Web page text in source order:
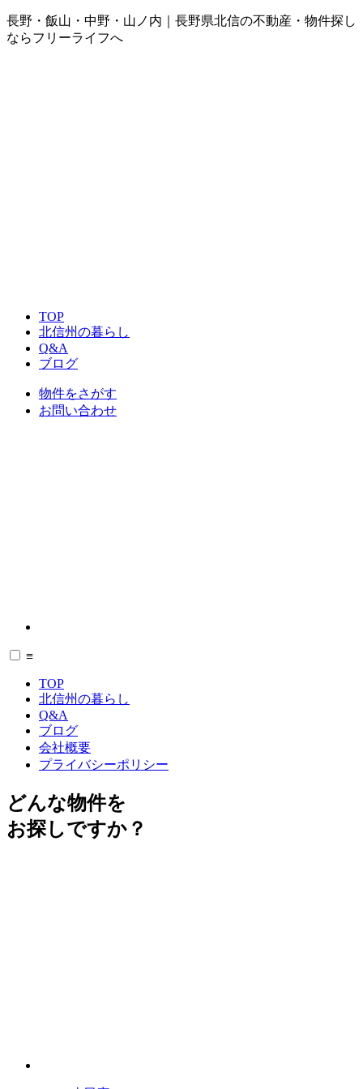
長野・飯山・中野・山ノ内｜長野県北信の不動産・物件探し
ならフリーライフへ
TOP
北信州の暮らし
Q&A
ブログ
物件をさがす
お問い合わせ
≡
TOP
北信州の暮らし
Q&A
ブログ
会社概要
プライバシーポリシー
どんな物件を
お探しですか？